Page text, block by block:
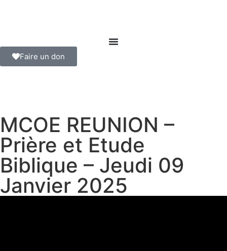
Faire un don
MCOE REUNION –
Prière et Etude
Biblique – Jeudi 09
Janvier 2025